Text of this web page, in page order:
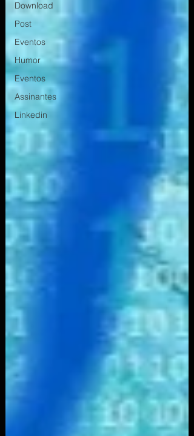
Download
Post
Eventos
Humor
Eventos
Assinantes
Linkedin